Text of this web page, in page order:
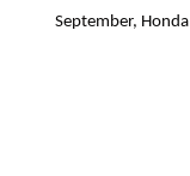
September,